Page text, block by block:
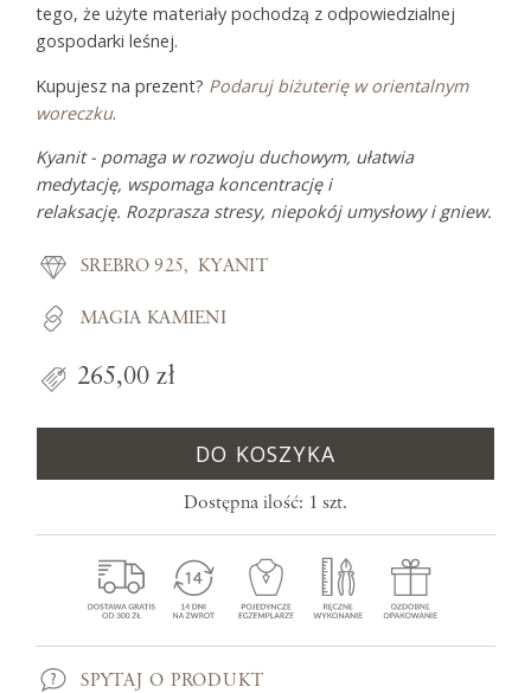
tego, że użyte materiały pochodzą z odpowiedzialnej
gospodarki leśnej.
Kupujesz na prezent? Podaruj biżuterię w orientalnym
woreczku.
Kyanit - pomaga w rozwoju duchowym, ułatwia
medytację, wspomaga koncentrację i
relaksację. Rozprasza stresy, niepokój umysłowy i gniew.
SREBRO 925 KYANIT
MAGIA KAMIENI
265,00 zł
DO KOSZYKA
Dostępna ilość: 1 szt.
SPYTAJ O PRODUKT